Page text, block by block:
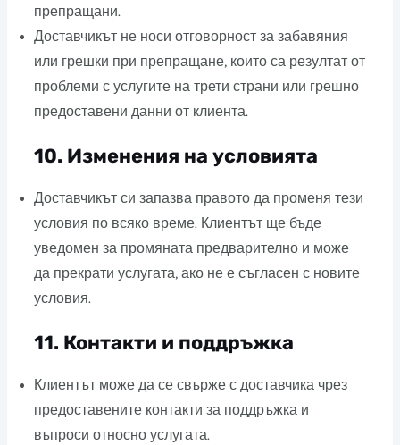
препращани.
Доставчикът не носи отговорност за забавяния
или грешки при препращане, които са резултат от
проблеми с услугите на трети страни или грешно
предоставени данни от клиента.
10. Изменения на условията
Доставчикът си запазва правото да променя тези
условия по всяко време. Клиентът ще бъде
уведомен за промяната предварително и може
да прекрати услугата, ако не е съгласен с новите
условия.
11. Контакти и поддръжка
Клиентът може да се свърже с доставчика чрез
предоставените контакти за поддръжка и
въпроси относно услугата.